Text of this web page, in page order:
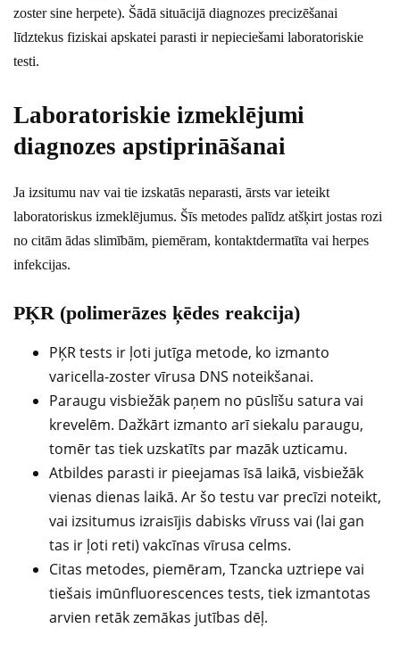
zoster sine herpete). Šādā situācijā diagnozes precizēšanai
līdztekus fiziskai apskatei parasti ir nepieciešami laboratoriskie
testi.
Laboratoriskie izmeklējumi
diagnozes apstiprināšanai
Ja izsitumu nav vai tie izskatās neparasti, ārsts var ieteikt
laboratoriskus izmeklējumus. Šīs metodes palīdz atšķirt jostas rozi
no citām ādas slimībām, piemēram, kontaktdermatīta vai herpes
infekcijas.
PĶR (polimerāzes ķēdes reakcija)
PĶR tests ir ļoti jutīga metode, ko izmanto
varicella-zoster vīrusa DNS noteikšanai.
Paraugu visbiežāk paņem no pūslīšu satura vai
krevelēm. Dažkārt izmanto arī siekalu paraugu,
tomēr tas tiek uzskatīts par mazāk uzticamu.
Atbildes parasti ir pieejamas īsā laikā, visbiežāk
vienas dienas laikā. Ar šo testu var precīzi noteikt,
vai izsitumus izraisījis dabisks vīruss vai (lai gan
tas ir ļoti reti) vakcīnas vīrusa celms.
Citas metodes, piemēram, Tzancka uztriepe vai
tiešais imūnfluorescences tests, tiek izmantotas
arvien retāk zemākas jutības dēļ.